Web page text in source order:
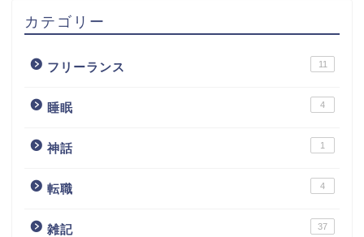
カテゴリー
フリーランス 11
睡眠 4
神話 1
転職 4
雑記 37